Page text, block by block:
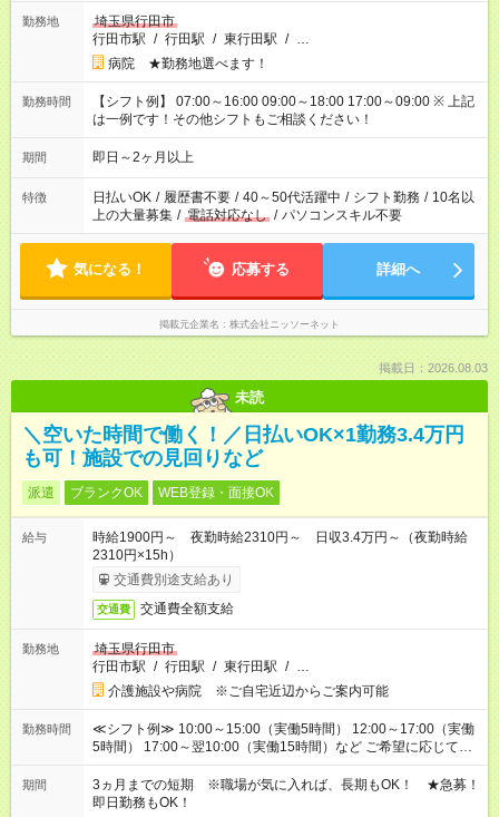
勤務地
埼玉県行田市
行田市駅 / 行田駅 / 東行田駅 / …
病院 ★勤務地選べます！
勤務時間
【シフト例】 07:00～16:00 09:00～18:00 17:00～09:00 ※ 上記
は一例です！その他シフトもご相談ください！
期間 即日～2ヶ月以上
特徴 日払いOK / 履歴書不要 / 40～50代活躍中 / シフト勤務 / 10名以
上の大量募集 / 電話対応なし / パソコンスキル不要
気になる！ 応募する 詳細へ
掲載元企業名 株式会社ニッソーネット
掲載日：2026.08.03
未読
＼空いた時間で働く！／日払いOK×1勤務3.4万円
も可！施設での見回りなど
派遣 ブランクOK WEB登録・面接OK
給与
時給1900円～ 夜勤時給2310円～ 日収3.4万円～（夜勤時給
2310円×15h）
交通費別途支給あり
交通費 交通費全額支給
勤務地
埼玉県行田市
行田市駅 / 行田駅 / 東行田駅 / …
介護施設や病院 ※ご自宅近辺からご案内可能
勤務時間
≪シフト例≫ 10:00～15:00（実働5時間） 12:00～17:00（実働
5時間） 17:00～翌10:00（実働15時間）など ご希望に応じて、
働く時間は調整できます！ お気軽に担当へ相談ください！
期間
3ヵ月までの短期 ※職場が気に入れば、長期もOK！ ★急募！
即日勤務もOK！